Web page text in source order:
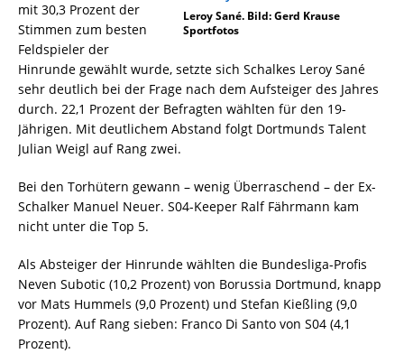
Leroy Sané. Bild: Gerd Krause
Sportfotos
mit 30,3 Prozent der
Stimmen zum besten
Feldspieler der
Hinrunde gewählt wurde, setzte sich Schalkes Leroy Sané
sehr deutlich bei der Frage nach dem Aufsteiger des Jahres
durch. 22,1 Prozent der Befragten wählten für den 19-
Jährigen. Mit deutlichem Abstand folgt Dortmunds Talent
Julian Weigl auf Rang zwei.
Bei den Torhütern gewann – wenig Überraschend – der Ex-
Schalker Manuel Neuer. S04-Keeper Ralf Fährmann kam
nicht unter die Top 5.
Als Absteiger der Hinrunde wählten die Bundesliga-Profis
Neven Subotic (10,2 Prozent) von Borussia Dortmund, knapp
vor Mats Hummels (9,0 Prozent) und Stefan Kießling (9,0
Prozent). Auf Rang sieben: Franco Di Santo von S04 (4,1
Prozent).